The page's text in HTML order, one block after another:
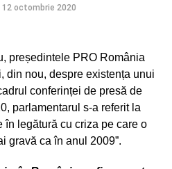
12 octombrie 2020
președintele PRO România
din nou, despre existența unui
conferinței de presă de
parlamentarul s-a referit la
în legătură cu criza pe care o
gravă ca în anul 2009”.